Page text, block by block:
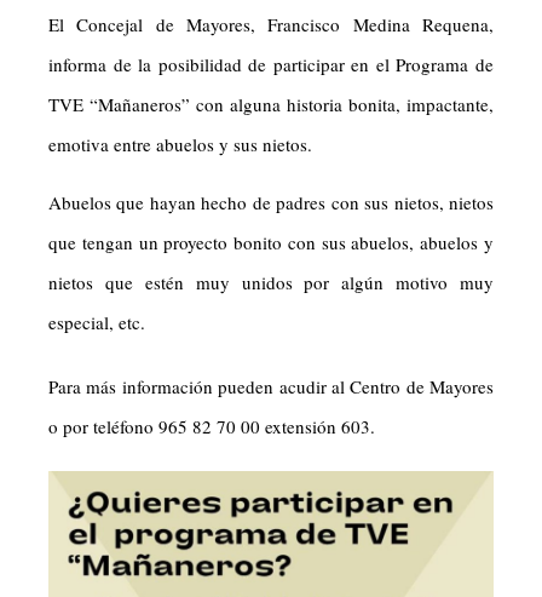
El Concejal de Mayores, Francisco Medina Requena,
informa de la posibilidad de participar en el Programa de
TVE “Mañaneros” con alguna historia bonita, impactante,
emotiva entre abuelos y sus nietos.
Abuelos que hayan hecho de padres con sus nietos, nietos
que tengan un proyecto bonito con sus abuelos, abuelos y
nietos que estén muy unidos por algún motivo muy
especial, etc.
Para más información pueden acudir al Centro de Mayores
o por teléfono 965 82 70 00 extensión 603.